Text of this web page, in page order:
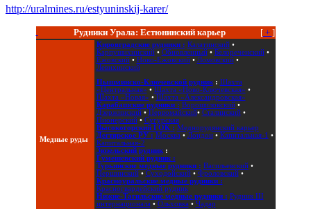
http://uralmines.ru/estyuninskij-karer/
[+ ]
Рудники Урала: Естюнинский карьер
Медные руды
Кировградские рудники : Калатинский•
Карпушихинский• Обновленный• Белореченский•
Ежовский• Ново-Ежовский• Ломовский•
Левихинский
Пышминско-Ключевской рудник: Шахта
«Центральная» • Шахта «Ново-Ключевская» •
Шахта «Новая» • Шахта «Александровская»
Карабашские рудники : Ворошиловский•
Дзержинский• Первомайский• Сталинский•
Пионерский• Сугурская
Высокогорский ГОК : Меднорудянский карьер
Дегтярское РУ : Москва• Лондон• Капитальная-1 •
Капитальная-2
Зюзельский рудник:
Гумешевский рудник :
Турьинские медные рудники : Васильевский•
Першинский• Суходойский• Фроловский•
Красноуральские медные рудники :
Красногвардейский рудник
Нижне-Тагильские медные рудники : Рудник III
интернационала• Ольховка• Чадар